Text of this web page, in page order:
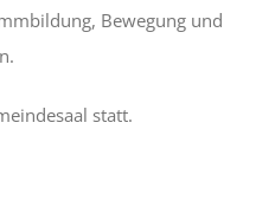
Bewegung und
statt.